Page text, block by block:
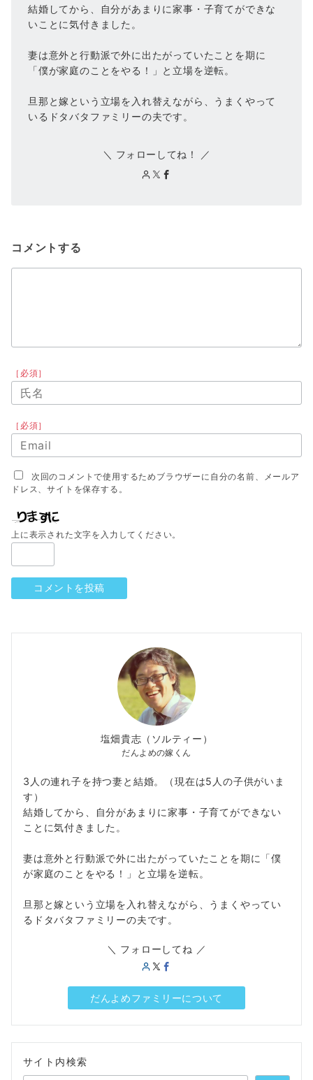
結婚してから、自分があまりに家事・子育てができな
いことに気付きました。
妻は意外と行動派で外に出たがっていたことを期に
「僕が家庭のことをやる！」と立場を逆転。
旦那と嫁という立場を入れ替えながら、うまくやって
いるドタバタファミリーの夫です。
＼ フォローしてね！ ／
コメントする
［必須］
［必須］
次回のコメントで使用するためブラウザーに自分の名前、メールア
ドレス、サイトを保存する。
上に表示された文字を入力してください。
塩畑貴志（ソルティー）
だんよめの嫁くん
3人の連れ子を持つ妻と結婚。（現在は5人の子供がいま
す）
結婚してから、自分があまりに家事・子育てができない
ことに気付きました。
妻は意外と行動派で外に出たがっていたことを期に「僕
が家庭のことをやる！」と立場を逆転。
旦那と嫁という立場を入れ替えながら、うまくやってい
るドタバタファミリーの夫です。
＼ フォローしてね ／
だんよめファミリーについて
サイト内検索